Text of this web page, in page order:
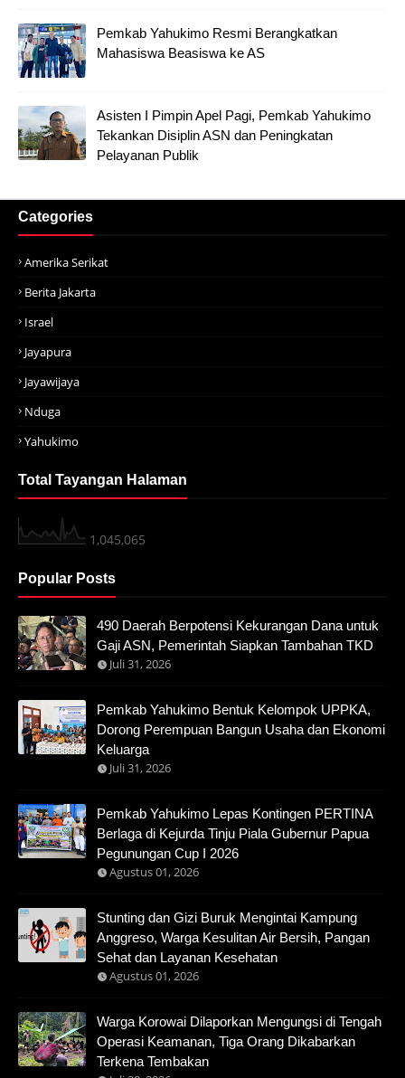
Pemkab Yahukimo Resmi Berangkatkan
Mahasiswa Beasiswa ke AS
Asisten I Pimpin Apel Pagi, Pemkab Yahukimo
Tekankan Disiplin ASN dan Peningkatan
Pelayanan Publik
Categories
Amerika Serikat
Berita Jakarta
Israel
Jayapura
Jayawijaya
Nduga
Yahukimo
Total Tayangan Halaman
1,045,065
Popular Posts
490 Daerah Berpotensi Kekurangan Dana untuk
Gaji ASN, Pemerintah Siapkan Tambahan TKD
Juli 31, 2026
Pemkab Yahukimo Bentuk Kelompok UPPKA,
Dorong Perempuan Bangun Usaha dan Ekonomi
Keluarga
Juli 31, 2026
Pemkab Yahukimo Lepas Kontingen PERTINA
Berlaga di Kejurda Tinju Piala Gubernur Papua
Pegunungan Cup I 2026
Agustus 01, 2026
Stunting dan Gizi Buruk Mengintai Kampung
Anggreso, Warga Kesulitan Air Bersih, Pangan
Sehat dan Layanan Kesehatan
Agustus 01, 2026
Warga Korowai Dilaporkan Mengungsi di Tengah
Operasi Keamanan, Tiga Orang Dikabarkan
Terkena Tembakan